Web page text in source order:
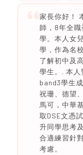
家長你好！
師，8年全
學。本人女
學，作為名
了解初中及
學生。. 本
band3學生
祝珊、德望
馬可，中華
取DSE文憑
升同學思考
合適練習針
考慮。